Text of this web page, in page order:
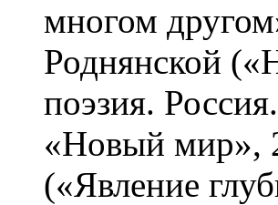
многом
Роднянской
поэзия.
«Новый мир»,
(«Явление